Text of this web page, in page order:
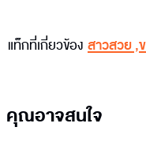
แท็กที่เกี่ยวข้อง สาวสวย,
คุณอาจสนใจ